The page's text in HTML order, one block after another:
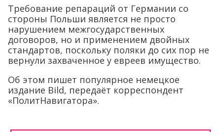
Требование репараций от Германии со
стороны Польши является не просто
нарушением межгосударственных
договоров, но и применением двойных
стандартов, поскольку поляки до сих пор не
вернули захваченное у евреев имущество.
Об этом пишет популярное немецкое
издание Bild, передаёт корреспондент
«ПолитНавигатора».